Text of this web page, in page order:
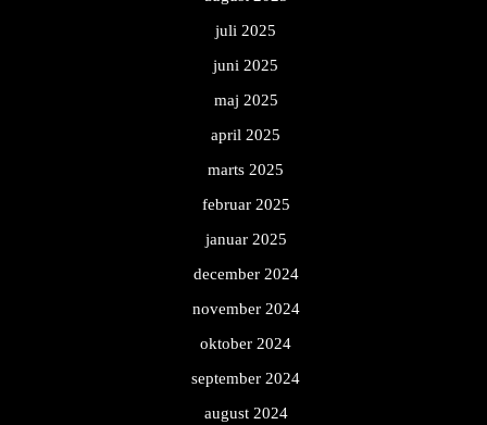
juli 2025
juni 2025
maj 2025
april 2025
marts 2025
februar 2025
januar 2025
december 2024
november 2024
oktober 2024
september 2024
august 2024